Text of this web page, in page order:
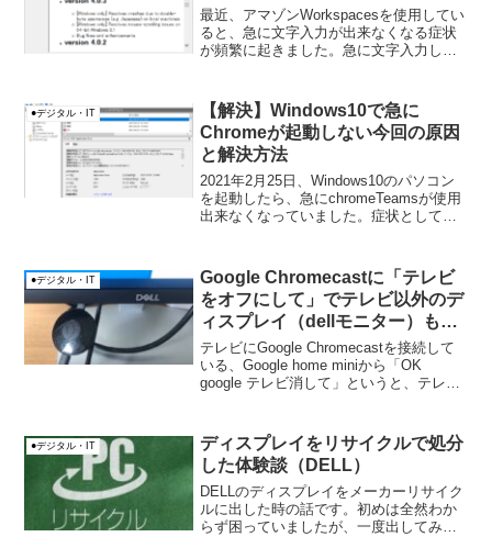
最近、アマゾンWorkspacesを使用してい
ると、急に文字入力が出来なくなる症状
が頻繁に起きました。急に文字入力して
症状です。
●デジタル・IT
【解決】Windows10で急に
Chromeが起動しない今回の原因
と解決方法
2021年2月25日、Windows10のパソコン
を起動したら、急にchromeTeamsが使用
出来なくなっていました。症状として
いで自動で閉じられてしまい...
●デジタル・IT
Google Chromecastに「テレビ
をオフにして」でテレビ以外のデ
ィスプレイ（dellモニター）も電
源を消せるのか？
テレビにGoogle Chromecastを接続して
いる、Google home miniから「OK
google テレビ消して」というと、テレビ
ィスプレイ（Dellモ...
●デジタル・IT
ディスプレイをリサイクルで処分
した体験談（DELL）
DELLのディスプレイをメーカーリサイク
ルに出した時の話です。初めは全然わか
らず困っていましたが、一度出してみる